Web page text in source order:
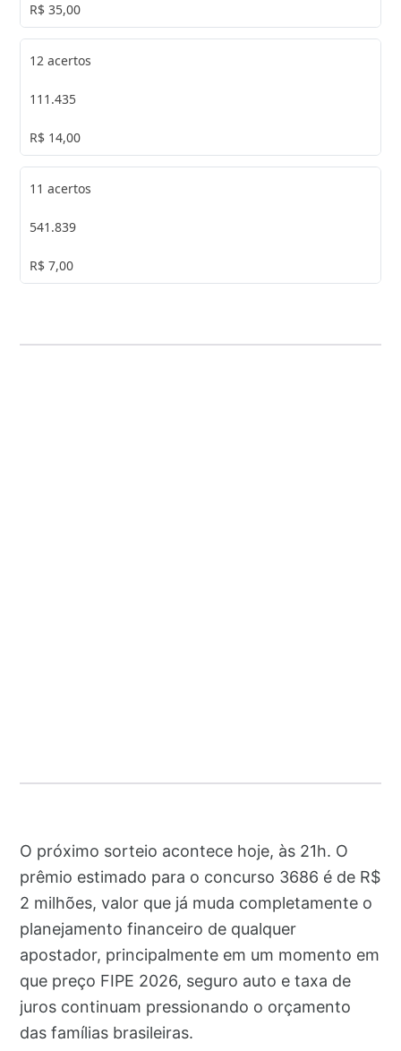
R$ 35,00
12 acertos
111.435
R$ 14,00
11 acertos
541.839
R$ 7,00
O próximo sorteio acontece hoje, às 21h. O
prêmio estimado para o concurso 3686 é de R$
2 milhões, valor que já muda completamente o
planejamento financeiro de qualquer
apostador, principalmente em um momento em
que preço FIPE 2026, seguro auto e taxa de
juros continuam pressionando o orçamento
das famílias brasileiras.